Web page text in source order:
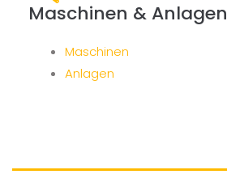
Maschinen & Anlagen
Maschinen
Anlagen